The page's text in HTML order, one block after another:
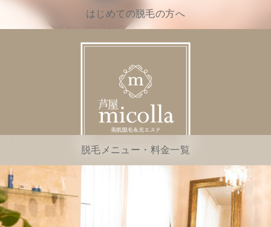
はじめての脱毛の方へ
脱毛メニュー・料金一覧